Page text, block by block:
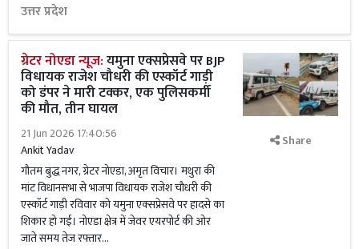
उत्तर प्रदेश
ग्रेटर नोएडा न्यूज:यमुना एक्सप्रेसवे पर BJP
विधायक राजेश चौधरी की एस्कॉर्ट गाड़ी
को डंपर ने मारी टक्कर, एक पुलिसकर्मी
की मौत, तीन घायल
21 Jun 2026 17:40:56
Ankit Yadav
गौतम बुद्ध नगर, ग्रेटर नोएडा, अमृत विचार। मथुरा की
मांट विधानसभा से भाजपा विधायक राजेश चौधरी की
एस्कॉर्ट गाड़ी रविवार को यमुना एक्सप्रेसवे पर हादसे का
शिकार हो गई। नोएडा क्षेत्र में जेवर एयरपोर्ट की ओर
जाते समय तेज रफ्तार...
Share